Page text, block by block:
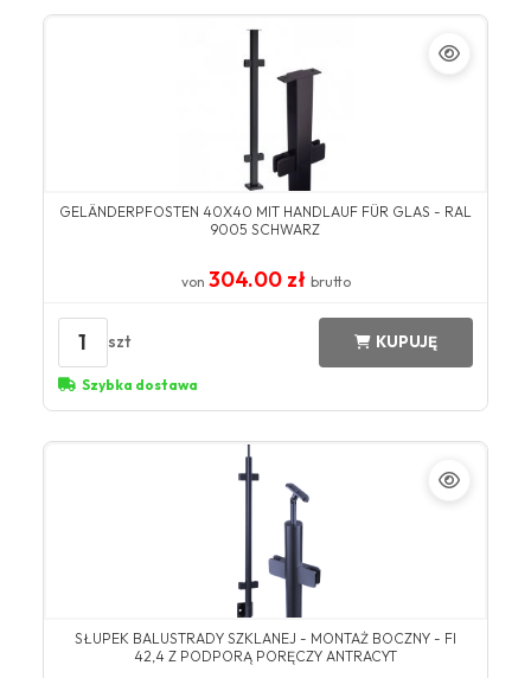
GELÄNDERPFOSTEN 40X40 MIT HANDLAUF FÜR GLAS - RAL
9005 SCHWARZ
von 304.00 zł brutto
1 szt KUPUJĘ
Szybka dostawa
SŁUPEK BALUSTRADY SZKLANEJ - MONTAŻ BOCZNY - FI
42,4 Z PODPORĄ PORĘCZY ANTRACYT